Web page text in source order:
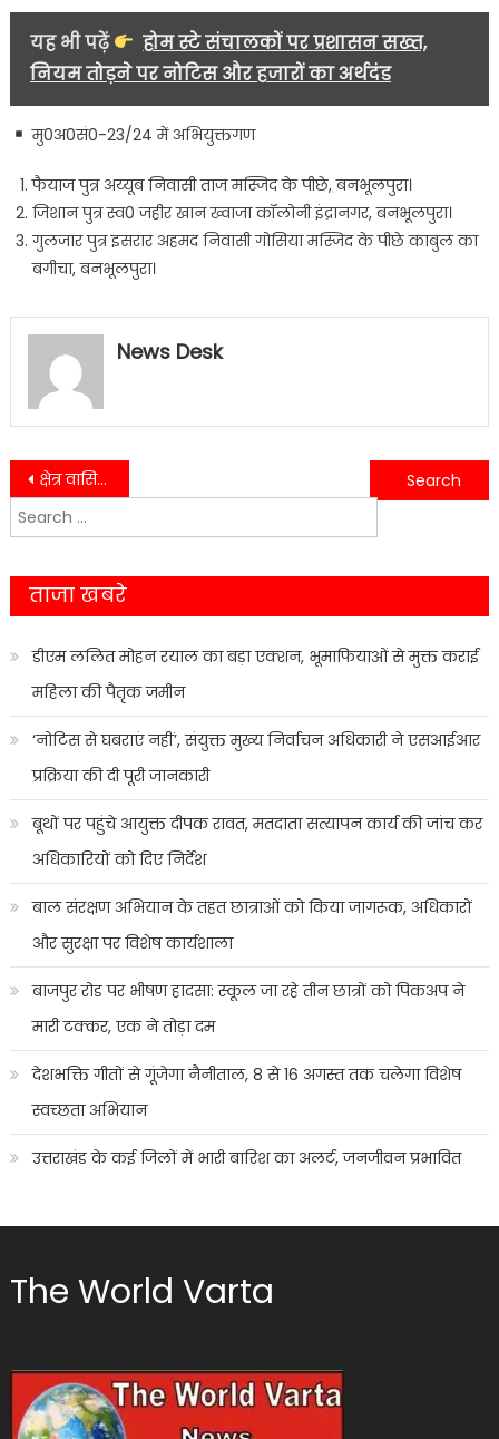
यह भी पढ़ें
होम स्टे संचालकों पर प्रशासन सख्त,
नियम तोड़ने पर नोटिस और हजारों का अर्थदंड
मु0अ0सं0-23/24 में अभियुक्तगण
फैयाज पुत्र अय्यूब निवासी ताज मस्जिद के पीछे, बनभूलपुरा।
जिशान पुत्र स्व0 जहीर खान ख्वाजा कॉलोनी इंद्रानगर, बनभूलपुरा।
गुलजार पुत्र इसरार अहमद निवासी गोसिया मस्जिद के पीछे काबुल का
बगीचा, बनभूलपुरा।
News Desk
Post
navigation
क्षेत्र वासियों की लंबे समय से चली जा रही मांग को केंद्र सरकार ने दी स्वीकृति……
गांव थाना केलाखेड़ा में दो पक्षो के बीच फायरिंग की घटना दिया गया अंजाम….
Search
for:
ताजा खबरे
डीएम ललित मोहन रयाल का बड़ा एक्शन, भूमाफियाओं से मुक्त कराई
महिला की पैतृक जमीन
‘नोटिस से घबराएं नहीं’, संयुक्त मुख्य निर्वाचन अधिकारी ने एसआईआर
प्रक्रिया की दी पूरी जानकारी
बूथों पर पहुंचे आयुक्त दीपक रावत, मतदाता सत्यापन कार्य की जांच कर
अधिकारियों को दिए निर्देश
बाल संरक्षण अभियान के तहत छात्राओं को किया जागरूक, अधिकारों
और सुरक्षा पर विशेष कार्यशाला
बाजपुर रोड पर भीषण हादसा: स्कूल जा रहे तीन छात्रों को पिकअप ने
मारी टक्कर, एक ने तोड़ा दम
देशभक्ति गीतों से गूंजेगा नैनीताल, 8 से 16 अगस्त तक चलेगा विशेष
स्वच्छता अभियान
उत्तराखंड के कई जिलों में भारी बारिश का अलर्ट, जनजीवन प्रभावित
The World Varta